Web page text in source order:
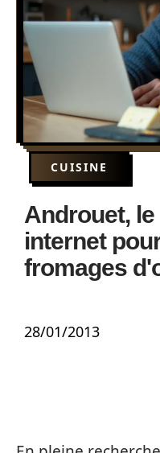
CUISINE
Androuet,
internet
fromages
28/01/2013